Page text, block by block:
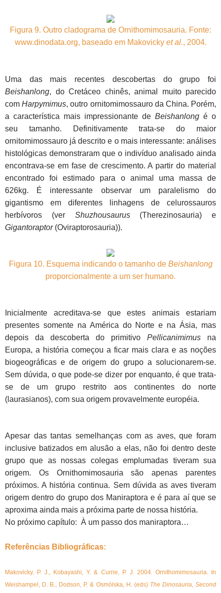
Figura 9. Outro cladograma de Ornithomimosauria. Fonte:
www.dinodata.org, baseado em Makovicky et al., 2004.
Uma das mais recentes descobertas do grupo foi
Beishanlong, do Cretáceo chinês, animal muito parecido
comHarpymimus, outro ornitomimossauro da China. Porém,
a característica mais impressionante de Beishanlong é o
seu tamanho. Definitivamente trata-se do maior
ornitomimossauro já descrito e o mais interessante: análises
histológicas demonstraram que o indivíduo analisado ainda
encontrava-se em fase de crescimento. A partir do material
encontrado foi estimado para o animal uma massa de
626kg. É interessante observar um paralelismo do
gigantismo em diferentes linhagens de celurossauros
herbívoros (ver Shuzhousaurus(Therezinosauria) e
Gigantoraptor(Oviraptorosauria)).
Figura 10. Esquema indicando o tamanho de Beishanlong
proporcionalmente a um ser humano.
Inicialmente acreditava-se que estes animais estariam
presentes somente na América do Norte e na Ásia, mas
depois da descoberta do primitivo Pellicanimimus na
Europa, a história começou a ficar mais clara e as noções
biogeográficas e de origem do grupo a solucionarem-se.
Sem dúvida, o que pode-se dizer por enquanto, é que trata-
se de um grupo restrito aos continentes do norte
(laurasianos), com sua origem provavelmente européia.
Apesar das tantas semelhanças com as aves, que foram
inclusive batizados em alusão a elas, não foi dentro deste
grupo que as nossas colegas emplumadas tiveram sua
origem. Os Ornithomimosauria são apenas parentes
próximos. A história continua. Sem dúvida as aves tiveram
origem dentro do grupo dos Maniraptora e é para aí que se
aproxima ainda mais a próxima parte de nossa história.
No próximo capítulo: À um passo dos maniraptora…
Referências Bibliográficas:
Makovicky, P. J., Kobayashi, Y. & Currie, P. J. 2004. Ornithomimosauria. In
Weishampel, D. B., Dodson, P. & Osmólska, H. (eds) The Dinosauria, Second